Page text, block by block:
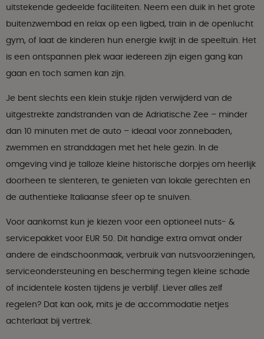
uitstekende gedeelde faciliteiten. Neem een duik in het grote
buitenzwembad en relax op een ligbed, train in de openlucht
gym, of laat de kinderen hun energie kwijt in de speeltuin. Het
is een ontspannen plek waar iedereen zijn eigen gang kan
gaan en toch samen kan zijn.
Je bent slechts een klein stukje rijden verwijderd van de
uitgestrekte zandstranden van de Adriatische Zee – minder
dan 10 minuten met de auto – ideaal voor zonnebaden,
zwemmen en stranddagen met het hele gezin. In de
omgeving vind je talloze kleine historische dorpjes om heerlijk
doorheen te slenteren, te genieten van lokale gerechten en
de authentieke Italiaanse sfeer op te snuiven.
Voor aankomst kun je kiezen voor een optioneel nuts- &
servicepakket voor EUR 50. Dit handige extra omvat onder
andere de eindschoonmaak, verbruik van nutsvoorzieningen,
serviceondersteuning en bescherming tegen kleine schade
of incidentele kosten tijdens je verblijf. Liever alles zelf
regelen? Dat kan ook, mits je de accommodatie netjes
achterlaat bij vertrek.